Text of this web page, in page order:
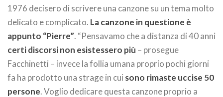
1976 decisero di scrivere una canzone su un tema molto
delicato e complicato. La canzone in questione è
appunto “Pierre”. “Pensavamo che a distanza di 40 anni
certi discorsi non esistessero più – prosegue
Facchinetti – invece la follia umana proprio pochi giorni
fa ha prodotto una strage in cui sono rimaste uccise 50
persone. Voglio dedicare questa canzone proprio a